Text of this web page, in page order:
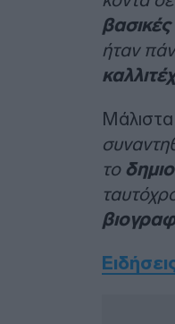
βασικές
ήταν
Μάλιστα
το